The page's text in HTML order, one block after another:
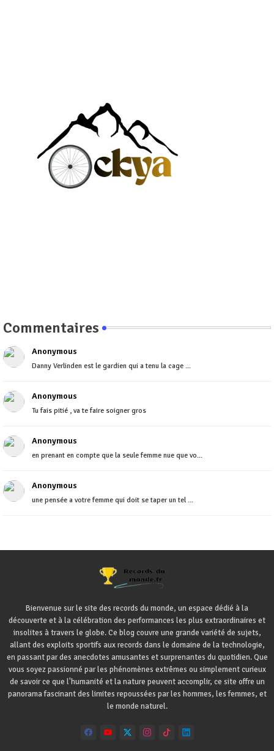
Commentaires
Anonymous
Danny Verlinden est le gardien qui a tenu la cage ...
Anonymous
Tu fais pitié , va te faire soigner gros
Anonymous
en prenant en compte que la seule femme nue que vo...
Anonymous
une pensée a votre femme qui doit se taper un tel ...
Bienvenue sur le site des records du monde, un espace dédié à la
découverte et à la célébration des performances les plus extraordinaires et
insolites à travers le globe. Ce blog couvre une grande variété de sujets,
allant des exploits sportifs aux records dans le domaine de la technologie,
en passant par des anecdotes amusantes et surprenantes du quotidien. Que
vous soyez passionné par les phénomènes extrêmes ou simplement curieux
de savoir ce que l'humanité et la nature peuvent accomplir, ce site offre un
panorama fascinant des limites repoussées par les hommes, les femmes, et
le monde naturel.